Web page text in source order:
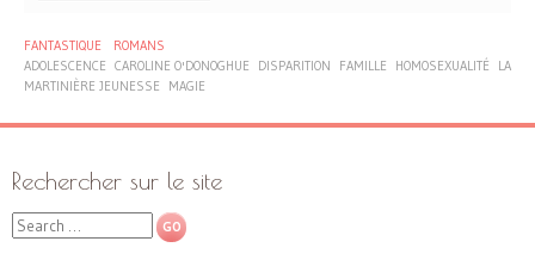
FANTASTIQUE
ROMANS
ADOLESCENCE CAROLINE O'DONOGHUE DISPARITION FAMILLE HOMOSEXUALITÉ
LA
MARTINIÈRE JEUNESSE
MAGIE
Rechercher sur le site
Search